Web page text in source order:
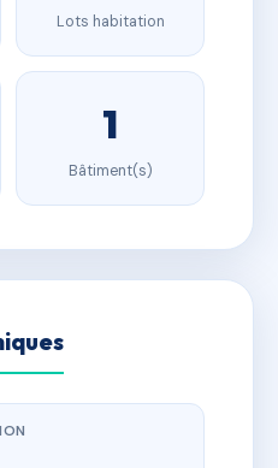
Lots habitation
1
Bâtiment(s)